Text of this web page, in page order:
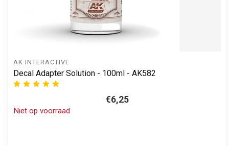
AK INTERACTIVE
Decal Adapter Solution - 100ml - AK582
€6,25
Niet op voorraad